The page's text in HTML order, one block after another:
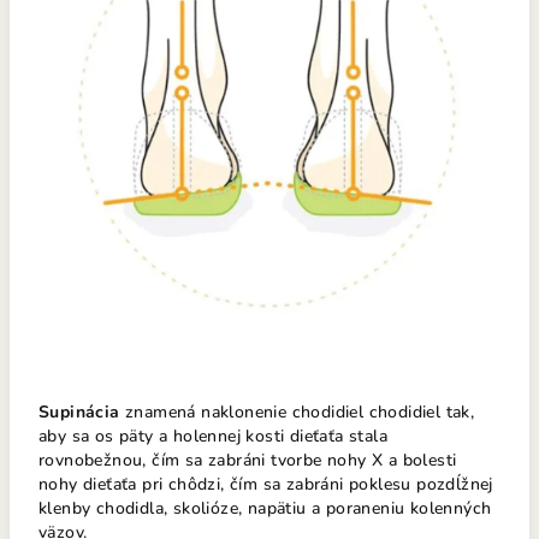
Supinácia znamená naklonenie chodidiel chodidiel tak,
aby sa os päty a holennej kosti dieťaťa stala
rovnobežnou, čím sa zabráni tvorbe nohy X a bolesti
nohy dieťaťa pri chôdzi, čím sa zabráni poklesu pozdĺžnej
klenby chodidla, skolióze, napätiu a poraneniu kolenných
väzov.